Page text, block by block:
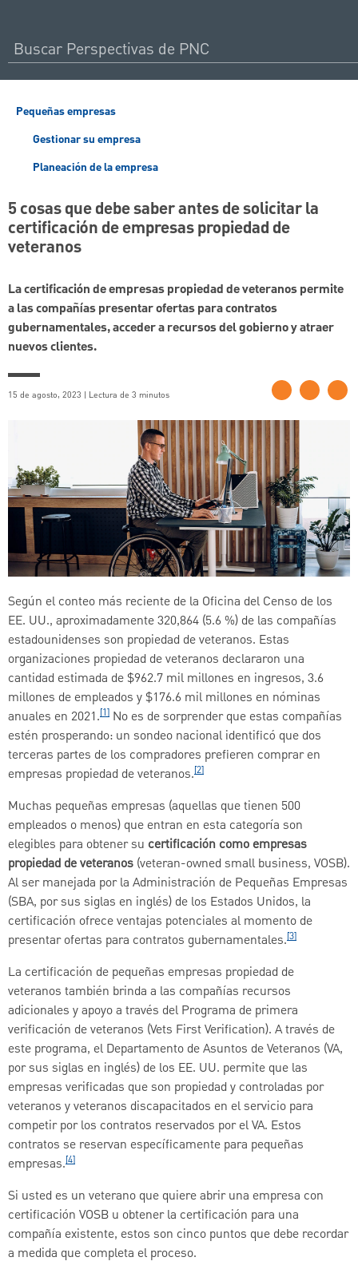
Pequeñas empresas
Gestionar su empresa
Planeación de la empresa
5 cosas que debe saber antes de solicitar la
certificación de empresas propiedad de
veteranos
La certificación de empresas propiedad de veteranos permite
a las compañías presentar ofertas para contratos
gubernamentales, acceder a recursos del gobierno y atraer
nuevos clientes.
15 de agosto, 2023 | Lectura de 3 minutos
Según el conteo más reciente de la Oficina del Censo de los
EE. UU., aproximadamente 320,864 (5.6 %) de las compañías
estadounidenses son propiedad de veteranos. Estas
organizaciones propiedad de veteranos declararon una
cantidad estimada de $962.7 mil millones en ingresos, 3.6
millones de empleados y $176.6 mil millones en nóminas
anuales en 2021.[1] No es de sorprender que estas compañías
estén prosperando: un sondeo nacional identificó que dos
terceras partes de los compradores prefieren comprar en
empresas propiedad de veteranos.[2]
Muchas pequeñas empresas (aquellas que tienen 500
empleados o menos) que entran en esta categoría son
elegibles para obtener su certificación como empresas
propiedad de veteranos (veteran-owned small business, VOSB).
Al ser manejada por la Administración de Pequeñas Empresas
(SBA, por sus siglas en inglés) de los Estados Unidos, la
certificación ofrece ventajas potenciales al momento de
presentar ofertas para contratos gubernamentales.[3]
La certificación de pequeñas empresas propiedad de
veteranos también brinda a las compañías recursos
adicionales y apoyo a través del Programa de primera
verificación de veteranos (Vets First Verification). A través de
este programa, el Departamento de Asuntos de Veteranos (VA,
por sus siglas en inglés) de los EE. UU. permite que las
empresas verificadas que son propiedad y controladas por
veteranos y veteranos discapacitados en el servicio para
competir por los contratos reservados por el VA. Estos
contratos se reservan específicamente para pequeñas
empresas.[4]
Si usted es un veterano que quiere abrir una empresa con
certificación VOSB u obtener la certificación para una
compañía existente, estos son cinco puntos que debe recordar
a medida que completa el proceso.